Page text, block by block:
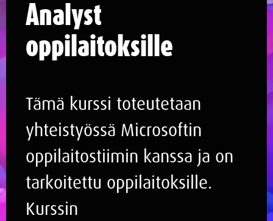
Analyst
oppilaitoksille
Tämä kurssi toteutetaan
yhteistyössä Microsoftin
oppilaitostiimin kanssa ja on
tarkoitettu oppilaitoksille.
Kurssin